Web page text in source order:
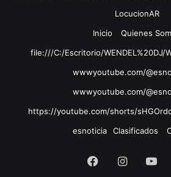
LocucionAR
Inicio
Quienes
file:///C:/Escritorio/WENDEL%20DJ/
wwwyoutube.com/
wwwyoutube.com/
https://youtube.com/shorts/
esnoticia
Clasificados
Facebook